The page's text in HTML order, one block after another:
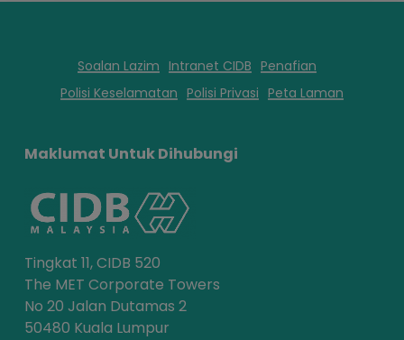
Soalan Lazim Intranet CIDB Penafian
Polisi Keselamatan Polisi Privasi Peta Laman
Maklumat Untuk Dihubungi
Tingkat 11, CIDB 520
The MET Corporate Towers
No 20 Jalan Dutamas 2
50480 Kuala Lumpur